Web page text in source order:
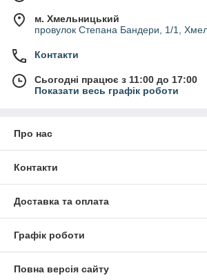
м. Хмельницький
провулок Степана Бандери, 1/1,
Контакти
Сьогодні працює з 11:00 до 17:00
Показати весь графік роботи
Про нас
Контакти
Доставка та оплата
Графік роботи
Повна версія сайту